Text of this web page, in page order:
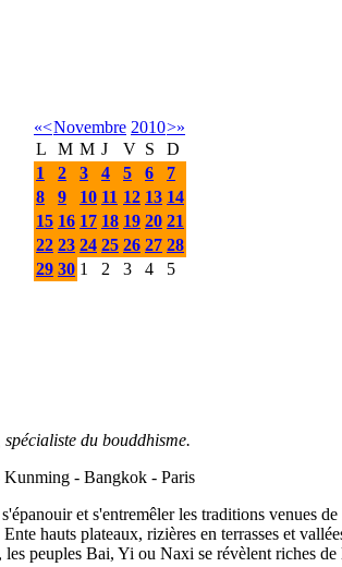
«<Novembre 2010>»
L
M M J V S
D
1
2 3 4 5 6
7
8
9 10 11 12 13 14
15 16 17 18 19 20 21
22 23 24 25 26 27 28
29 30 1 2 3 4
5
du bouddhisme.
- Bangkok - Paris
et s'entremêler les traditions venues
hauts plateaux, rizières en terrasses et
peuples Bai, Yi ou Naxi se révèlent riches